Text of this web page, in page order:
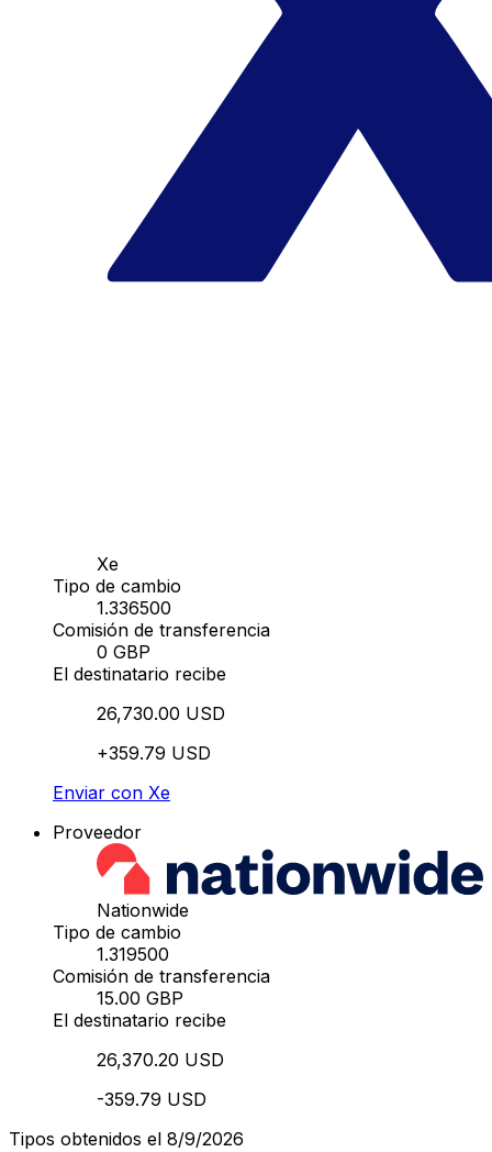
Xe
Tipo de cambio
1.336500
Comisión de transferencia
0 GBP
El destinatario recibe
26,730.00 USD
+359.79 USD
Enviar con Xe
Proveedor
Nationwide
Tipo de cambio
1.319500
Comisión de transferencia
15.00 GBP
El destinatario recibe
26,370.20 USD
-359.79 USD
Tipos obtenidos el 8/9/2026